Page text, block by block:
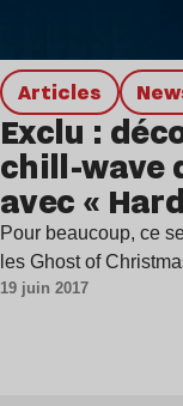
Articles
Exclu :
chill-wave
avec «
Pour beaucoup, ce
les Ghost of
19 juin 2017